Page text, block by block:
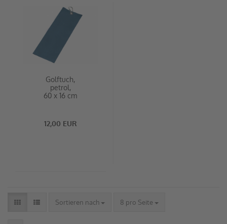
Golftuch,
petrol,
60 x 16 cm
12,00 EUR
Sortieren nach 8 pro Seite